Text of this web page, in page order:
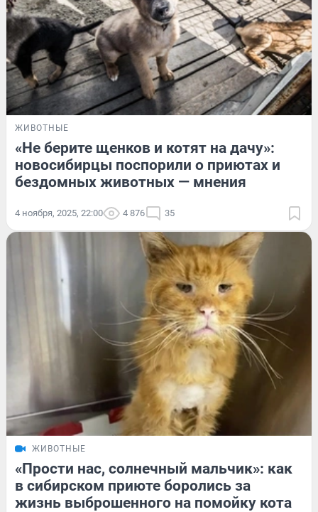
ЖИВОТНЫЕ
«Не берите щенков и котят на дачу»:
новосибирцы поспорили о приютах и
бездомных животных — мнения
4 ноября, 2025, 22:00 4 876 35
ЖИВОТНЫЕ
«Прости нас, солнечный мальчик»: как
в сибирском приюте боролись за
жизнь выброшенного на помойку кота